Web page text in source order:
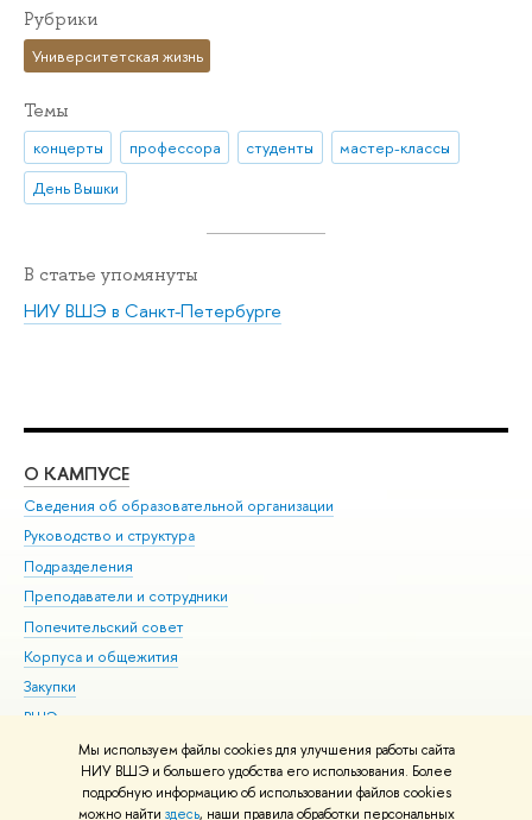
Мы используем файлы cookies для улучшения работы сайта
НИУ ВШЭ и большего удобства его использования. Более
подробную информацию об использовании файлов cookies
можно найти здесь, наши правила обработки персональных
Рубрики
Университетская жизнь
Темы
концерты профессора студенты
мастер-классы
День Вышки
В статье упомянуты
НИУ ВШЭ в Санкт-Петербурге
О КАМПУСЕ
Сведения об образовательной организации
Руководство и структура
Подразделения
Преподаватели и сотрудники
Попечительский совет
Корпуса и общежития
Закупки
ВШЭ для студентов с ограниченными возможностями
здоровья и инвалидностью
Версия для слабовидящих
Единая платежная страница